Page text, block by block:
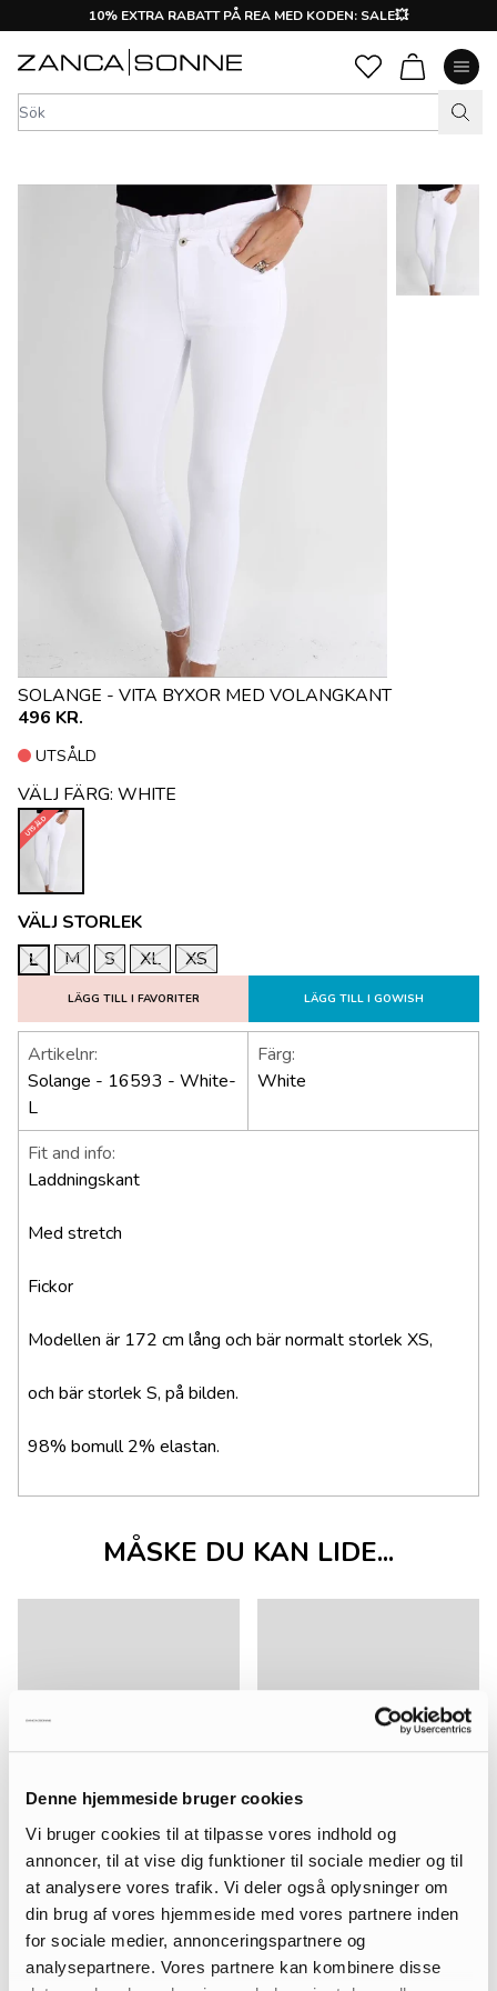
Denne hjemmeside bruger cookies
Vi bruger cookies til at tilpasse vores indhold og
annoncer, til at vise dig funktioner til sociale medier og til
at analysere vores trafik. Vi deler også oplysninger om
din brug af vores hjemmeside med vores partnere inden
for sociale medier, annonceringspartnere og
analysepartnere. Vores partnere kan kombinere disse
10% EXTRA RABATT PÅ REA MED KODEN: SALE💥
SOLANGE - VITA BYXOR MED VOLANGKANT
VÄLJ STORLEK
L
M S XL XS
UTSÅLD
496 KR.
LÄGG TILL I FAVORITER LÄGG TILL I GOWISH
VÄLJ FÄRG: WHITE
UTSÅLD
Artikelnr:
Solange - 16593 - White-
L
Färg:
White
Fit and info:
Laddningskant
Med stretch
Fickor
Modellen är 172 cm lång och bär normalt storlek XS,
och bär storlek S, på bilden.
98% bomull 2% elastan.
MÅSKE DU KAN LIDE...